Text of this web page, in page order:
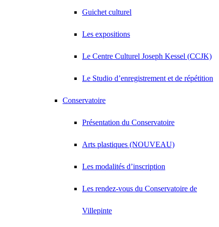
Guichet culturel
Les expositions
Le Centre Culturel Joseph Kessel (CCJK)
Le Studio d’enregistrement et de répétition
Conservatoire
Présentation du Conservatoire
Arts plastiques (NOUVEAU)
Les modalités d’inscription
Les rendez-vous du Conservatoire de
Villepinte